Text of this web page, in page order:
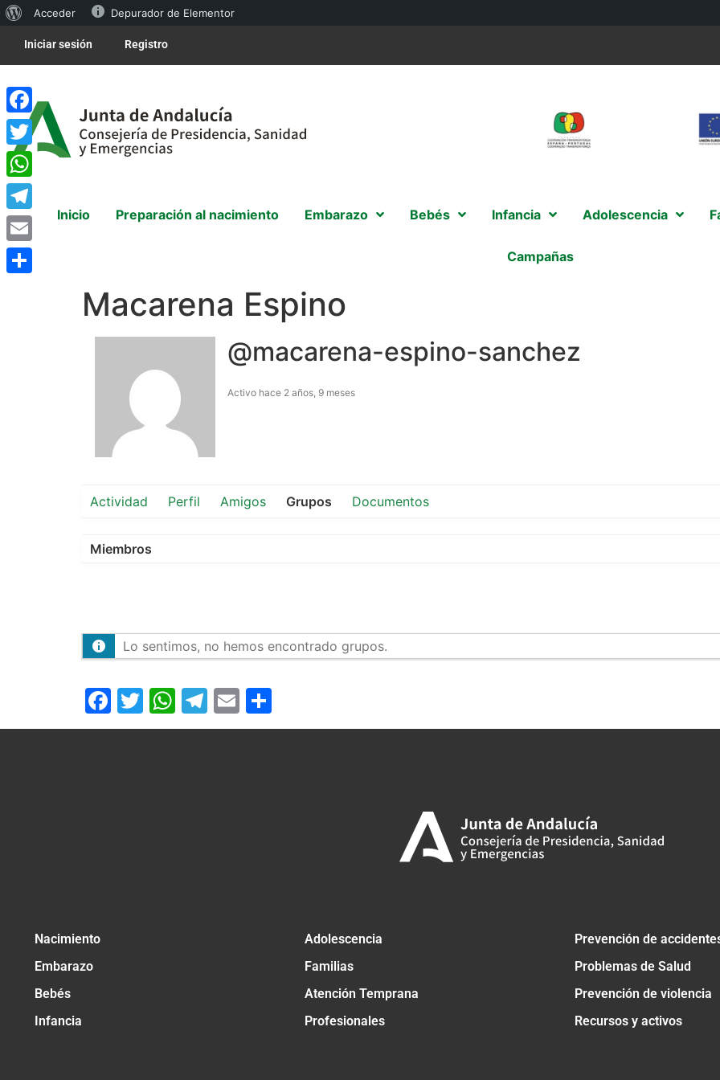
Acceder Depurador de Elementor
Iniciar sesión Registro
Inicio Preparación al nacimiento Embarazo Bebés Infancia Adolescencia
Campañas
Macarena Espino
@macarena-espino-sanchez
Activo hace 2 años, 9 meses
Actividad Perfil Amigos Grupos Documentos
Miembros
Lo sentimos, no hemos encontrado grupos.
Facebook
Twitter
WhatsApp
Telegram
Email
Nacimiento
Embarazo
Bebés
Infancia
Adolescencia
Familias
Atención Temprana
Profesionales
Prevención de
Problemas de Salud
Prevención de violencia
Recursos y activos
Facebook
Twitter
WhatsApp
Telegram
Email